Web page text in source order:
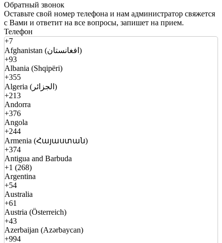
Обратный звонок
Оставьте свой номер телефона и нам администратор свяжется
с Вами и ответит на все вопросы, запишет на прием.
Телефон
+7
Afghanistan (افغانستان)
+93
Albania (Shqipëri)
+355
Algeria (الجزائر)
+213
Andorra
+376
Angola
+244
Armenia (Հայաստան)
+374
Antigua and Barbuda
+1 (268)
Argentina
+54
Australia
+61
Austria (Österreich)
+43
Azerbaijan (Azərbaycan)
+994